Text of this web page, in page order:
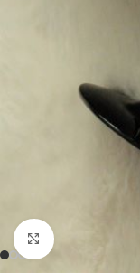
Click to enlarge